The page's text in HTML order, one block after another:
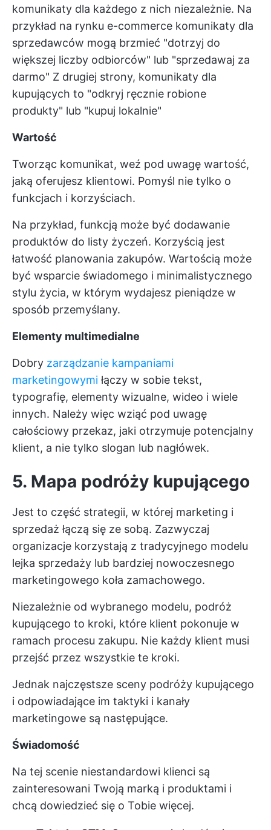
komunikaty dla każdego z nich niezależnie. Na
przykład na rynku e-commerce komunikaty dla
sprzedawców mogą brzmieć "dotrzyj do
większej liczby odbiorców" lub "sprzedawaj za
darmo" Z drugiej strony, komunikaty dla
kupujących to "odkryj ręcznie robione
produkty" lub "kupuj lokalnie"
Wartość
Tworząc komunikat, weź pod uwagę wartość,
jaką oferujesz klientowi. Pomyśl nie tylko o
funkcjach i korzyściach.
Na przykład, funkcją może być dodawanie
produktów do listy życzeń. Korzyścią jest
łatwość planowania zakupów. Wartością może
być wsparcie świadomego i minimalistycznego
stylu życia, w którym wydajesz pieniądze w
sposób przemyślany.
Elementy multimedialne
Dobry zarządzanie kampaniami
marketingowymi łączy w sobie tekst,
typografię, elementy wizualne, wideo i wiele
innych. Należy więc wziąć pod uwagę
całościowy przekaz, jaki otrzymuje potencjalny
klient, a nie tylko slogan lub nagłówek.
5. Mapa podróży kupującego
Jest to część strategii, w której marketing i
sprzedaż łączą się ze sobą. Zazwyczaj
organizacje korzystają z tradycyjnego modelu
lejka sprzedaży lub bardziej nowoczesnego
marketingowego koła zamachowego.
Niezależnie od wybranego modelu, podróż
kupującego to kroki, które klient pokonuje w
ramach procesu zakupu. Nie każdy klient musi
przejść przez wszystkie te kroki.
Jednak najczęstsze sceny podróży kupującego
i odpowiadające im taktyki i kanały
marketingowe są następujące.
Świadomość
Na tej scenie niestandardowi klienci są
zainteresowani Twoją marką i produktami i
chcą dowiedzieć się o Tobie więcej.